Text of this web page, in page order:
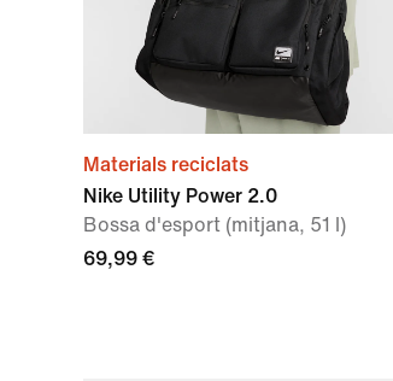
Materials reciclats
Nike Utility Power 2.0
Bossa d'esport (mitjana, 51 l)
69,99 €